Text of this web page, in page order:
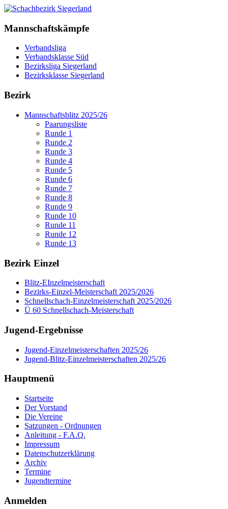
Mannschaftskämpfe
Verbandsliga
Verbandsklasse Süd
Bezirksliga Siegerland
Bezirksklasse Siegerland
Bezirk
Mannschaftsblitz 2025/26
Paarungsliste
Runde 1
Runde 2
Runde 3
Runde 4
Runde 5
Runde 6
Runde 7
Runde 8
Runde 9
Runde 10
Runde 11
Runde 12
Runde 13
Bezirk Einzel
Blitz-EInzelmeisterschaft
Bezirks-Einzel-Meisterschaft 2025/2026
Schnellschach-Einzelmeisterschaft 2025/2026
Ü 60 Schnellschach-Meisterschaft
Jugend-Ergebnisse
Jugend-Einzelmeisterschaften 2025/26
Jugend-Blitz-Einzelmeisterschaften 2025/26
Hauptmenü
Startseite
Der Vorstand
Die Vereine
Satzungen - Ordnungen
Anleitung - F.A.Q.
Impressum
Datenschutzerklärung
Archiv
Termine
Jugendtermine
Anmelden